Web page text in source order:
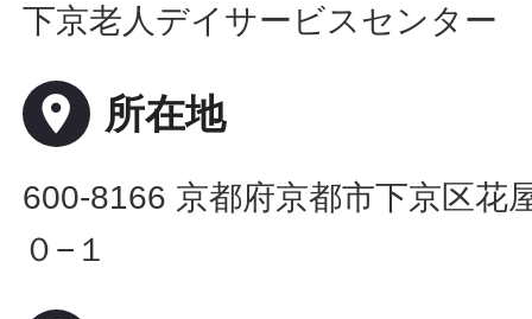
下京老人デイサービスセンター
place 所在地
600-8166 京都府京都市下京区花
０−１